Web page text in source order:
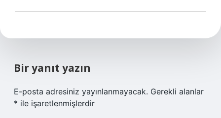
Bir yanıt yazın
E-posta adresiniz yayınlanmayacak. Gerekli alanlar
* ile işaretlenmişlerdir